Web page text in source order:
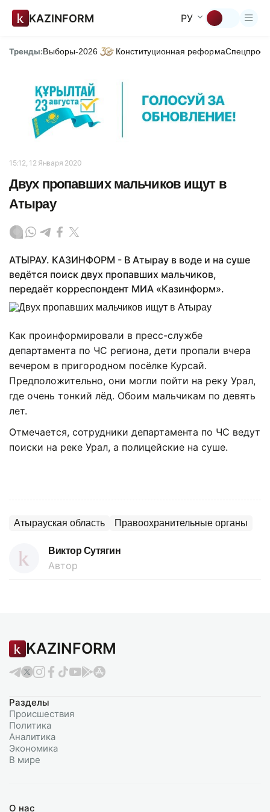
KAZINFORM РУ
Тренды:Выборы-2026 Конституционная реформа
15:12, 12 Января 2020
Двух пропавших мальчиков ищут в
Атырау
АТЫРАУ. КАЗИНФОРМ - В Атырау в воде и на суше
ведётся поиск двух пропавших мальчиков,
передаёт корреспондент МИА «Казинформ».
Как проинформировали в пресс-службе
департамента по ЧС региона, дети пропали вчера
вечером в пригородном посёлке Курсай.
Предположительно, они могли пойти на реку Урал,
где очень тонкий лёд. Обоим мальчикам по девять
лет.
Отмечается, сотрудники департамента по ЧС ведут
поиски на реке Урал, а полицейские на суше.
Атырауская область Правоохранительные органы
Виктор Сутягин
Автор
KAZINFORM
Разделы
Происшествия
Политика
Аналитика
Экономика
В мире
О нас